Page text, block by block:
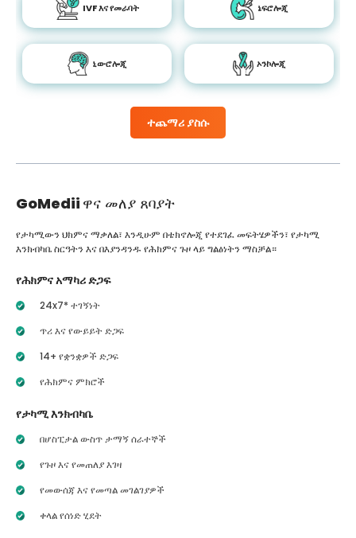
ተጨማሪ ያስሱ
IVF እና የመራባት ኔፍሮሎጂ
ኒውሮሎጂ ኦንኮሎጂ
GoMedii ዋና መለያ ጸባያት
የታካሚውን ህክምና ማቃለል፣ እንዲሁም በቴክኖሎጂ የተደገፈ መፍትሄዎችን፣ የታካሚ
እንክብካቤ ስርዓትን እና በእያንዳንዱ የሕክምና ጉዞ ላይ ግልፅነትን ማስቻል።
የሕክምና አማካሪ ድጋፍ
24x7* ተገኝነት
ጥሪ እና የውይይት ድጋፍ
14+ የቋንቋዎች ድጋፍ
የሕክምና ምክሮች
የታካሚ እንክብካቤ
በሆስፒታል ውስጥ ታማኝ ሰራተኞች
የጉዞ እና የመጠለያ እገዛ
የመውሰጃ እና የመጣል መገልገያዎች
ቀላል የሰነድ ሂደት